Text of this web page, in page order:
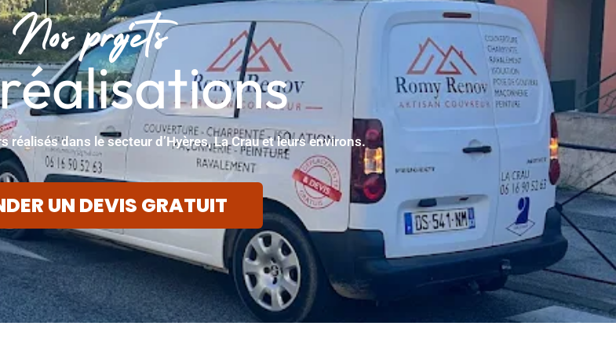
Nos projets
réalisés dans le secteur d’Hyères, La Crau et leurs environs.
UN DEVIS GRATUIT